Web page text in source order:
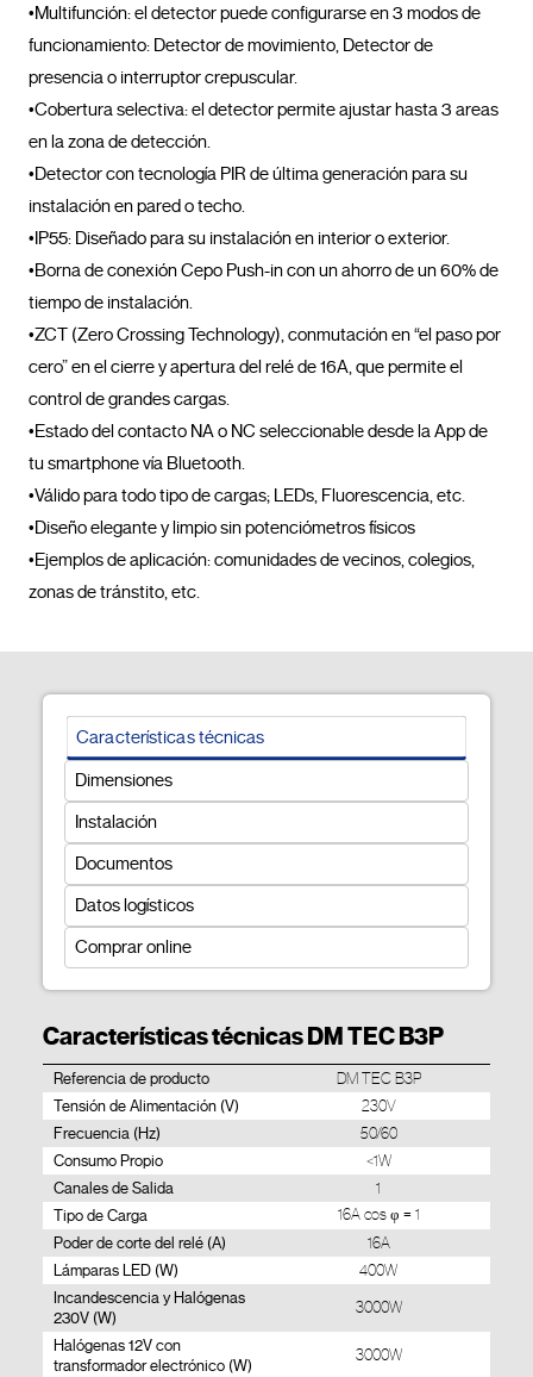
•Multifunción: el detector puede configurarse en 3 modos de
funcionamiento: Detector de movimiento, Detector de
presencia o interruptor crepuscular.
•Cobertura selectiva: el detector permite ajustar hasta 3 areas
en la zona de detección.
•Detector con tecnología PIR de última generación para su
instalación en pared o techo.
•IP55: Diseñado para su instalación en interior o exterior.
•Borna de conexión Cepo Push-in con un ahorro de un 60% de
tiempo de instalación.
•ZCT (Zero Crossing Technology), conmutación en “el paso por
cero” en el cierre y apertura del relé de 16A, que permite el
control de grandes cargas.
•Estado del contacto NA o NC seleccionable desde la App de
tu smartphone vía Bluetooth.
•Válido para todo tipo de cargas; LEDs, Fluorescencia, etc.
•Diseño elegante y limpio sin potenciómetros físicos
•Ejemplos de aplicación: comunidades de vecinos, colegios,
Características técnicas
Dimensiones
Instalación
Documentos
Datos logísticos
Comprar online
Características técnicas DM TEC B3P
Referencia de producto DM TEC B3P
Tensión de Alimentación (V) 230V
Frecuencia (Hz) 50/60
Consumo Propio <1W
Canales de Salida 1
Tipo de Carga 16A cos φ = 1
Poder de corte del relé (A) 16A
Lámparas LED (W) 400W
Incandescencia y Halógenas
230V (W)
3000W
Halógenas 12V con
transformador electrónico (W)
3000W